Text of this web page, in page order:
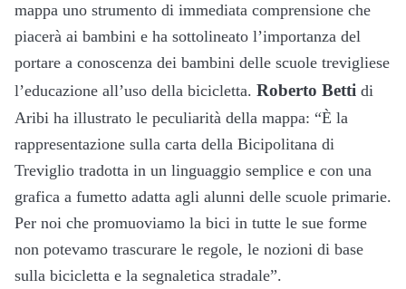
mappa uno strumento di immediata comprensione che
piacerà ai bambini e ha sottolineato l’importanza del
portare a conoscenza dei bambini delle scuole trevigliese
l’educazione all’uso della bicicletta. Roberto Betti di
Aribi ha illustrato le peculiarità della mappa: “È la
rappresentazione sulla carta della Bicipolitana di
Treviglio tradotta in un linguaggio semplice e con una
grafica a fumetto adatta agli alunni delle scuole primarie.
Per noi che promuoviamo la bici in tutte le sue forme
non potevamo trascurare le regole, le nozioni di base
sulla bicicletta e la segnaletica stradale”.